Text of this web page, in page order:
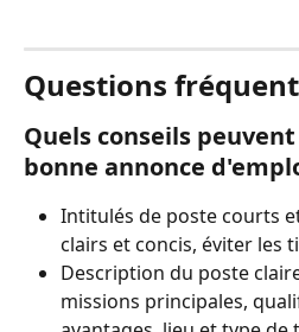
Questions
Quels conseils
bonne annonce
Intitulés de poste courts
clairs et concis, éviter les
Description du poste
missions principales,